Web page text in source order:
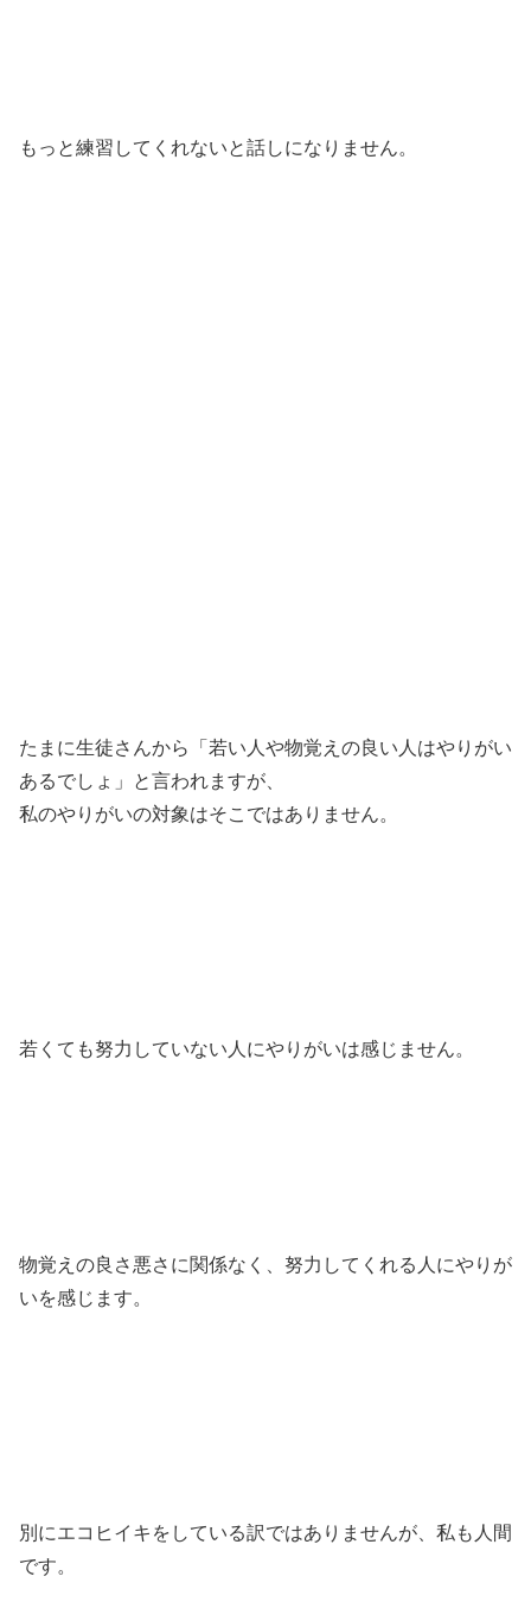
もっと練習してくれないと話しになりません。
たまに生徒さんから「若い人や物覚えの良い人はやりがい
あるでしょ」と言われますが、
私のやりがいの対象はそこではありません。
若くても努力していない人にやりがいは感じません。
物覚えの良さ悪さに関係なく、努力してくれる人にやりが
いを感じます。
別にエコヒイキをしている訳ではありませんが、私も人間
です。